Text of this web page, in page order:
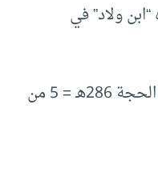
ولاد” في
وتوفي “المبرد” في [28 من ذي الحجة 286هـ = 5 من